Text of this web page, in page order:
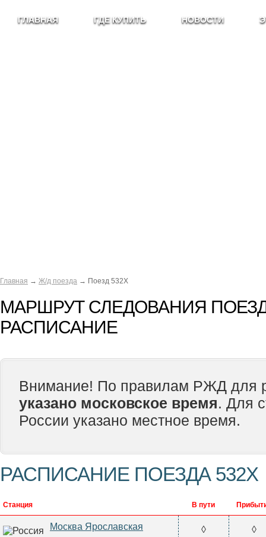
ГЛАВНАЯ ГДЕ КУПИТЬ НОВОСТИ
Главная → Ж/д поезда → Поезд 532Х
МАРШРУТ СЛЕДОВАНИЯ
РАСПИСАНИЕ
Внимание! По правилам РЖД для
указано московское время. Для
России указано местное время.
РАСПИСАНИЕ ПОЕЗДА 532Х
Станция В пути
Москва Ярославская ◊ ◊